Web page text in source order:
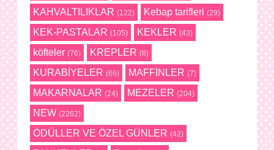
KAHVALTILIKLAR (122) Kebap tarifleri (29)
KEK-PASTALAR (105) KEKLER (43)
köfteler (76) KREPLER (8)
KURABİYELER (66) MAFFİNLER (7)
MAKARNALAR (24) MEZELER (204)
NEW (2262)
ÖDÜLLER VE ÖZEL GÜNLER (42)